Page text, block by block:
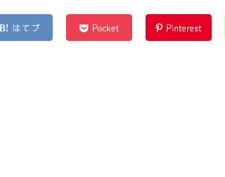
はてブ Pocket Pinterest